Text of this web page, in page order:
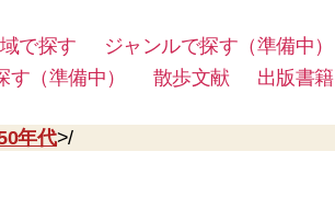
で探す
ジャンルで探す（準備中）
す（準備中）
散歩文献 出版書籍
年代>/